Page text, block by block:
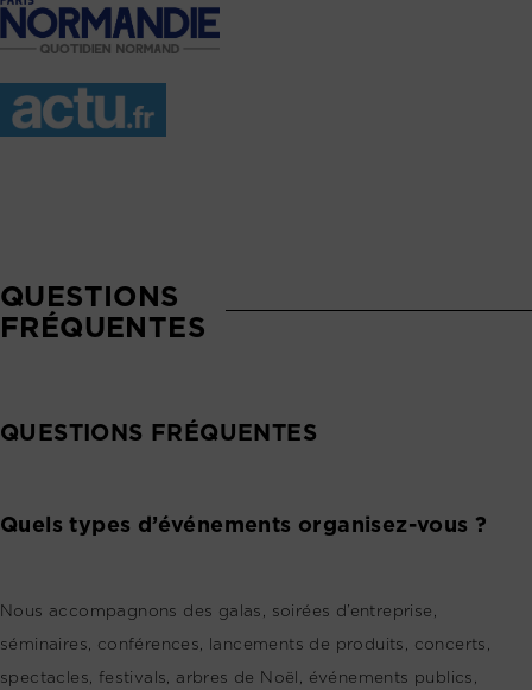
QUESTIONS
FRÉQUENTES
QUESTIONS FRÉQUENTES
Quels types d’événements organisez-vous ?
Nous accompagnons des galas, soirées d’entreprise,
séminaires, conférences, lancements de produits, concerts,
spectacles, festivals, arbres de Noël, événements publics,